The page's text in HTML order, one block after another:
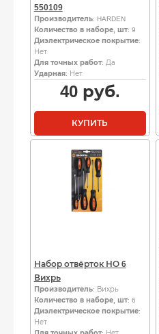
550109
Производитель: HARDEN
Количество в наборе, шт: 9
Диэлектрическое покрытие:
Нет
Для точных работ: Да
Ударная: Нет
40руб.
КУПИТЬ
Набор отвёрток НО 6
Вихрь
Производитель: Вихрь
Количество в наборе, шт: 6
Диэлектрическое покрытие:
Нет